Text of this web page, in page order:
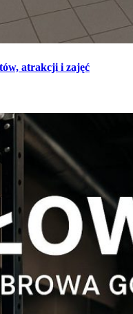
atrakcji i zajęć